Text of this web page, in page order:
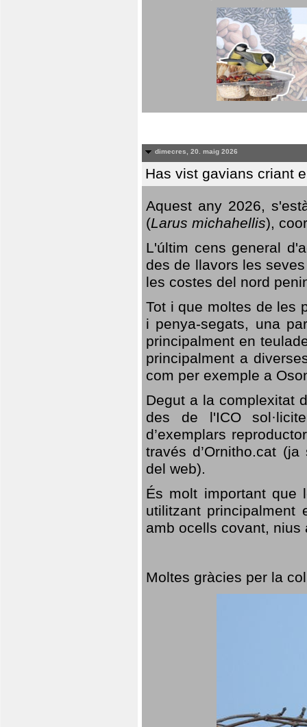
dimecres, 20. maig 2026
Has vist gavians criant
Aquest any 2026,
(Larus michahellis),
L'últim cens general
des de llavors les
les costes del nord
Tot i que moltes de les
i penya-segats, una
principalment en
principalment a
com per exemple a
Degut a la complexitat
des de l'ICO
d’exemplars
través d’Ornitho.cat
del web).
És molt important que
utilitzant
amb ocells covant,
Moltes gràcies per la